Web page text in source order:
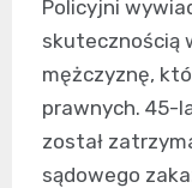
Policyjni
skutecznością
mężczyznę,
prawnych. 45-
został
sądowego